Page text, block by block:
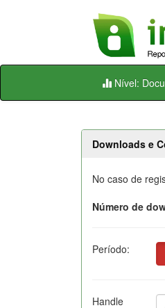
Skip
Nível:
Downloads e
No caso de
Número de
Período:
Handle